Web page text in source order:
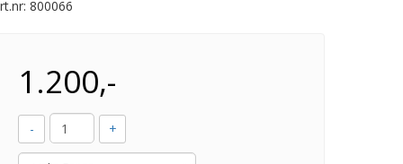
800066
1.200,-
- +